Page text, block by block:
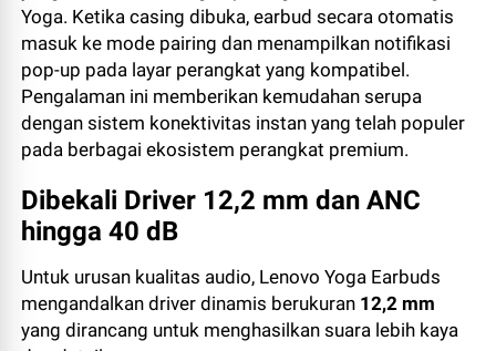
Yoga. Ketika casing dibuka, earbud secara otomatis
masuk ke mode pairing dan menampilkan notifikasi
pop-up pada layar perangkat yang kompatibel.
Pengalaman ini memberikan kemudahan serupa
dengan sistem konektivitas instan yang telah populer
pada berbagai ekosistem perangkat premium.
Dibekali Driver 12,2 mm dan ANC
hingga 40 dB
Untuk urusan kualitas audio, Lenovo Yoga Earbuds
mengandalkan driver dinamis berukuran 12,2 mm
yang dirancang untuk menghasilkan suara lebih kaya